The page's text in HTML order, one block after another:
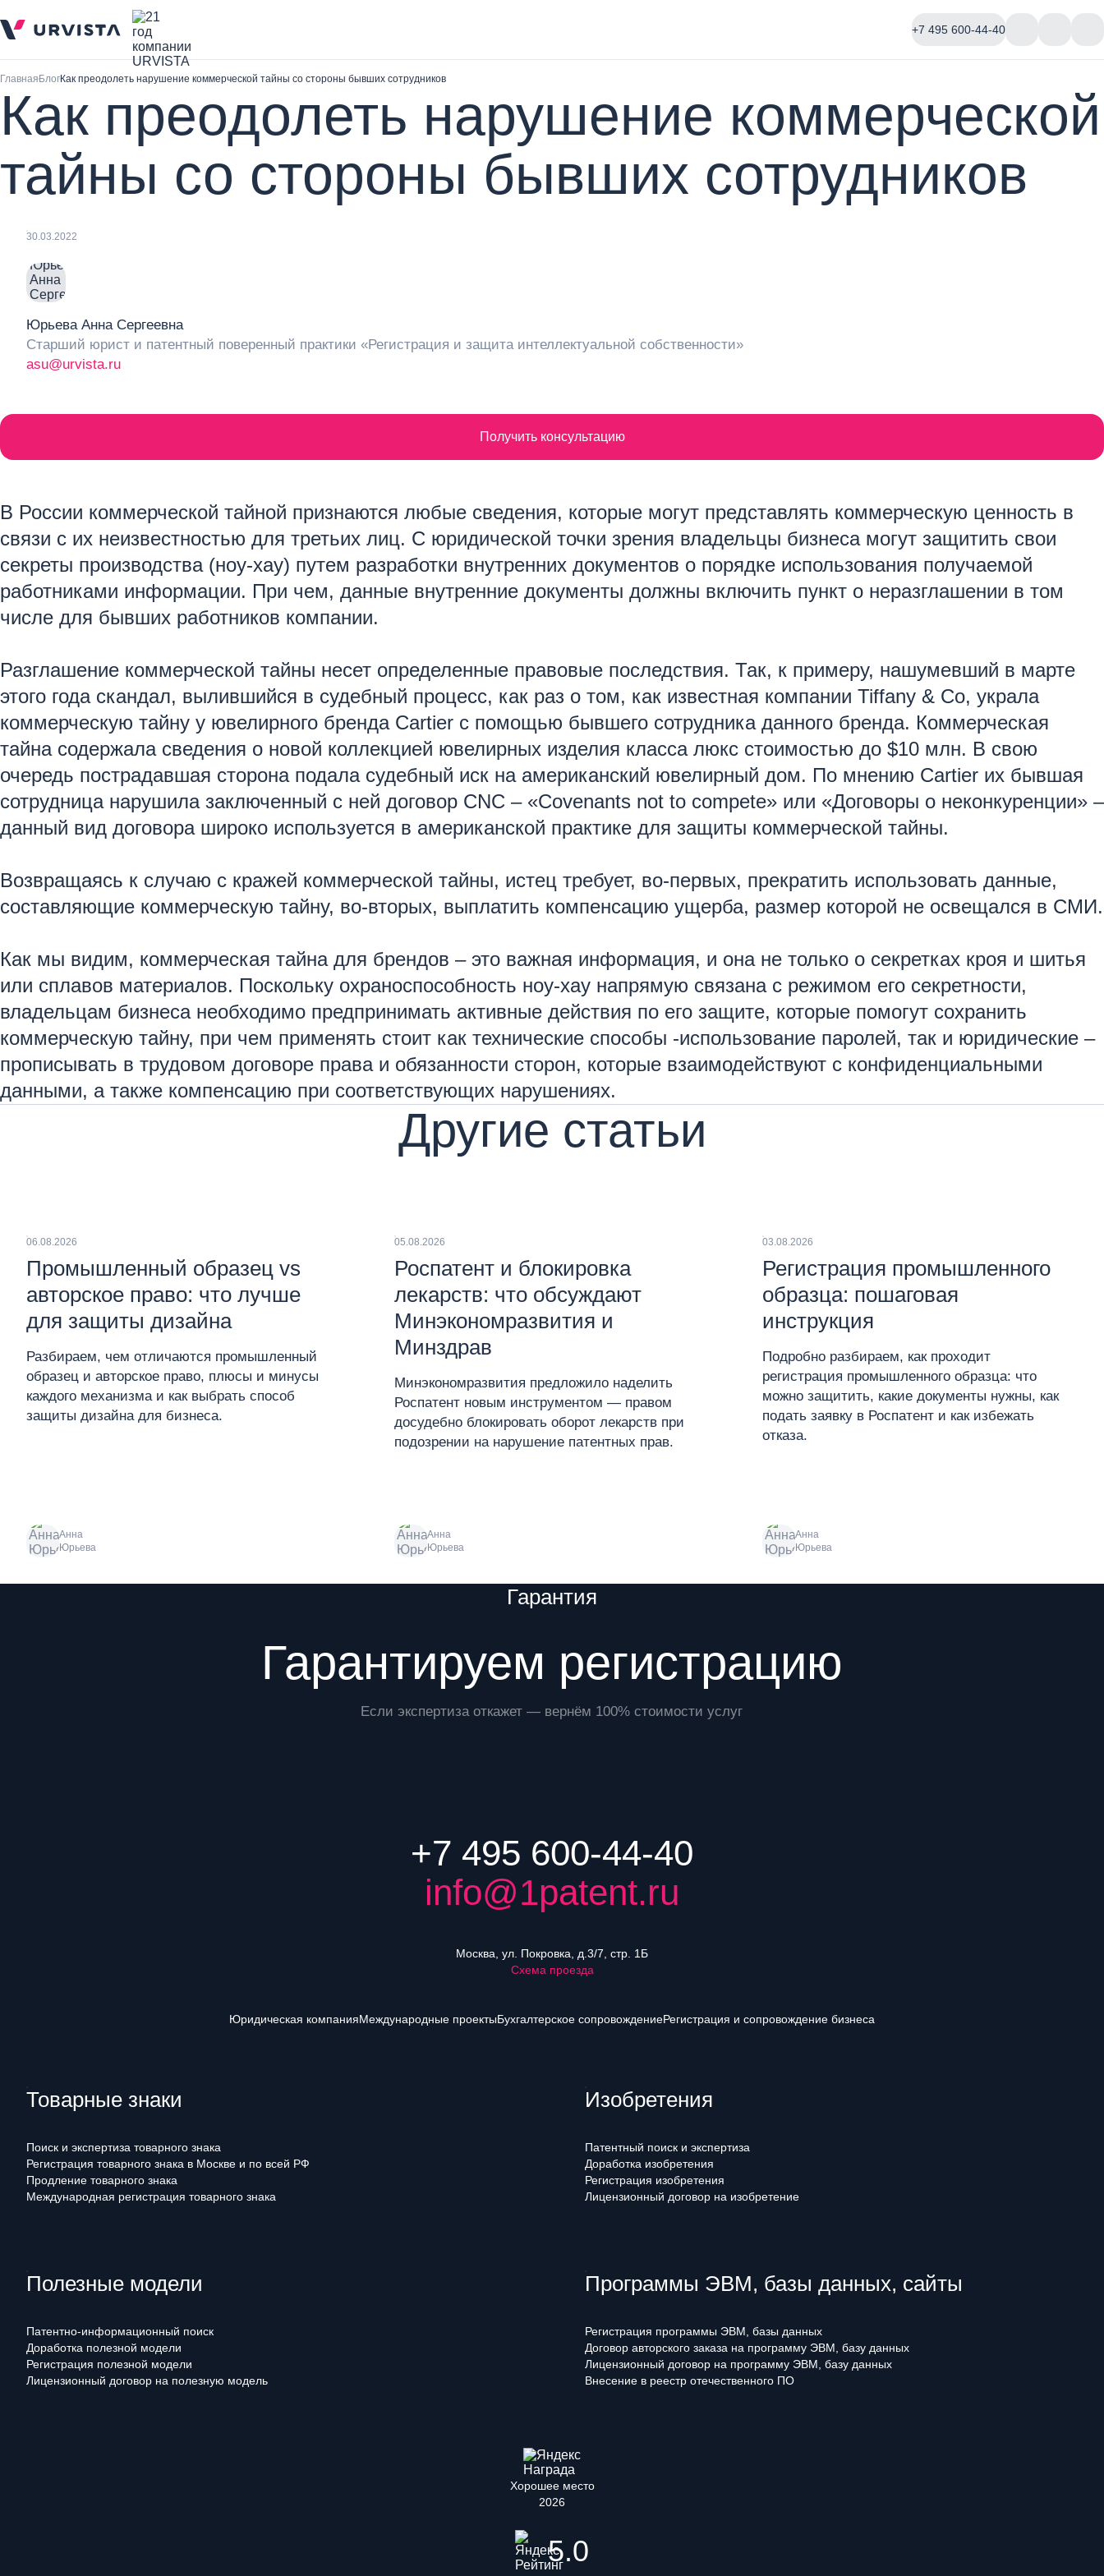
+7 495 600-44-40
ГлавнаяБлогКак преодолеть нарушение коммерческой тайны со стороны бывших сотрудников
Как преодолеть нарушение коммерческой
тайны со стороны бывших сотрудников
30.03.2022
Юрьева Анна Сергеевна
Старший юрист и патентный поверенный практики «Регистрация и защита интеллектуальной собственности»
asu@urvista.ru
Получить консультацию
В России коммерческой тайной признаются любые сведения, которые могут представлять коммерческую ценность в
связи с их неизвестностью для третьих лиц. С юридической точки зрения владельцы бизнеса могут защитить свои
секреты производства (ноу-хау) путем разработки внутренних документов о порядке использования получаемой
работниками информации. При чем, данные внутренние документы должны включить пункт о неразглашении в том
числе для бывших работников компании.
Разглашение коммерческой тайны несет определенные правовые последствия. Так, к примеру, нашумевший в марте
этого года скандал, вылившийся в судебный процесс, как раз о том, как известная компании Tiffany & Co, украла
коммерческую тайну у ювелирного бренда Cartier с помощью бывшего сотрудника данного бренда. Коммерческая
тайна содержала сведения о новой коллекцией ювелирных изделия класса люкс стоимостью до $10 млн. В свою
очередь пострадавшая сторона подала судебный иск на американский ювелирный дом. По мнению Cartier их бывшая
сотрудница нарушила заключенный с ней договор CNC – «Covenants not to compete» или «Договоры о неконкуренции» –
данный вид договора широко используется в американской практике для защиты коммерческой тайны.
Возвращаясь к случаю с кражей коммерческой тайны, истец требует, во-первых, прекратить использовать данные,
составляющие коммерческую тайну, во-вторых, выплатить компенсацию ущерба, размер которой не освещался в СМИ.
Как мы видим, коммерческая тайна для брендов – это важная информация, и она не только о секретках кроя и шитья
или сплавов материалов. Поскольку охраноспособность ноу-хау напрямую связана с режимом его секретности,
владельцам бизнеса необходимо предпринимать активные действия по его защите, которые помогут сохранить
коммерческую тайну, при чем применять стоит как технические способы -использование паролей, так и юридические –
прописывать в трудовом договоре права и обязанности сторон, которые взаимодействуют с конфиденциальными
данными, а также компенсацию при соответствующих нарушениях.
Другие статьи
06.08.2026
Промышленный образец vs
авторское право: что лучше
для защиты дизайна
Разбираем, чем отличаются промышленный
образец и авторское право, плюсы и минусы
каждого механизма и как выбрать способ
защиты дизайна для бизнеса.
Анна
Юрьева
05.08.2026
Роспатент и блокировка
лекарств: что обсуждают
Минэкономразвития и
Минздрав
Минэкономразвития предложило наделить
Роспатент новым инструментом — правом
досудебно блокировать оборот лекарств при
подозрении на нарушение патентных прав.
Анна
Юрьева
03.08.2026
Регистрация промышленного
образца: пошаговая
инструкция
Подробно разбираем, как проходит
регистрация промышленного образца: что
можно защитить, какие документы нужны, как
подать заявку в Роспатент и как избежать
отказа.
Анна
Юрьева
Гарантия
Гарантируем регистрацию
Если экспертиза откажет — вернём 100% стоимости услуг
+7 495 600-44-40
info@1patent.ru
Москва, ул. Покровка, д.3/7, стр. 1Б
Схема проезда
Юридическая компанияМеждународные проектыБухгалтерское сопровождениеРегистрация и сопровождение бизнеса
Товарные знаки
Поиск и экспертиза товарного знака
Регистрация товарного знака в Москве и по всей РФ
Продление товарного знака
Международная регистрация товарного знака
Изобретения
Патентный поиск и экспертиза
Доработка изобретения
Регистрация изобретения
Лицензионный договор на изобретение
Полезные модели
Патентно-информационный поиск
Доработка полезной модели
Регистрация полезной модели
Лицензионный договор на полезную модель
Программы ЭВМ, базы данных, сайты
Регистрация программы ЭВМ, базы данных
Договор авторского заказа на программу ЭВМ, базу данных
Лицензионный договор на программу ЭВМ, базу данных
Внесение в реестр отечественного ПО
Хорошее место
2026
5.0